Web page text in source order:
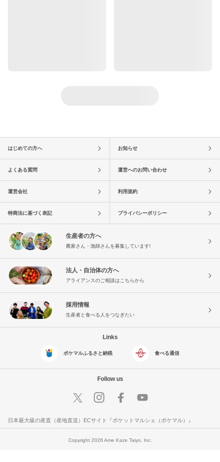
はじめての方へ お知らせ
よくある質問 運営へのお問い合わせ
運営会社 利用規約
特商法に基づく表記 プライバシーポリシー
生産者の方へ
農家さん・漁師さんを募集しています!
法人・自治体の方へ
アライアンスのご相談はこちらから
採用情報
生産者と食べる人をつなぎたい
Links
ポケマルふるさと納税 食べる通信
Follow us
日本最大級の産直（産地直送）ECサイト『ポケットマルシェ（ポケマル）』
Copyright 2026 Ame Kaze Taiyo, Inc.